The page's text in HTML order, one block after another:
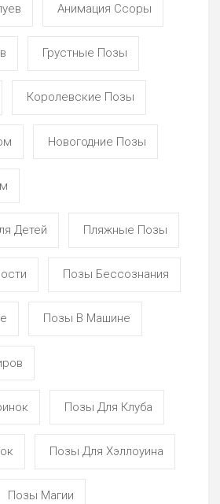
Анимация Ссоры
Грустные Позы
Королевские Позы
Новогодние Позы
Детей Пляжные Позы
Позы Бессознания
Позы В Машине
Позы Для Клуба
Позы Для Хэллоуина
Позы Магии